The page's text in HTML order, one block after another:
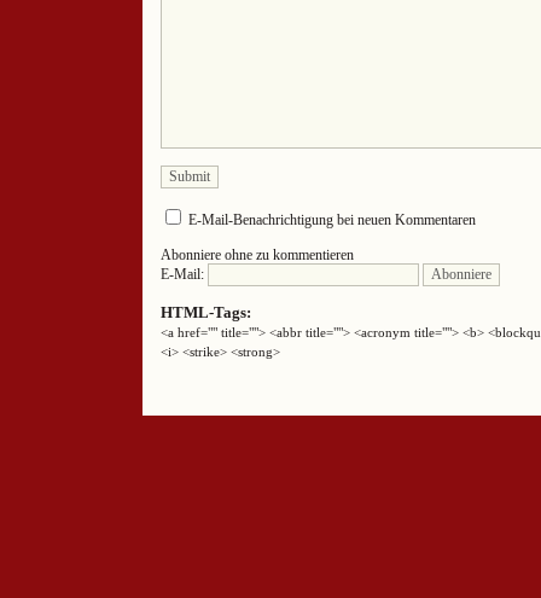
E-Mail-Benachrichtigung bei neuen Kommentaren
Abonniere ohne zu kommentieren
E-Mail:
HTML-Tags:
<a href="" title=""> <abbr title=""> <acronym title=""> <b>
<i> <strike> <strong>